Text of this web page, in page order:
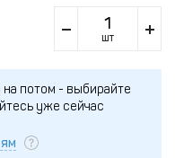
шт
на потом - выбирайте
уже сейчас